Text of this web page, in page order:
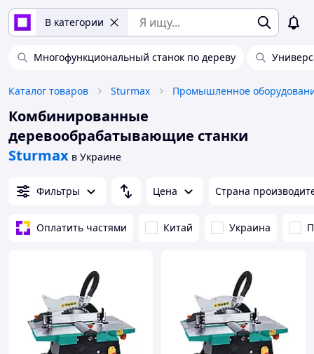
В категории
Многофункциональный станок по дереву
Каталог товаров Sturmax
Комбинированные
деревообрабатывающие станки
Sturmax в Украине
Фильтры Цена Страна
Оплатить частями Китай Украина